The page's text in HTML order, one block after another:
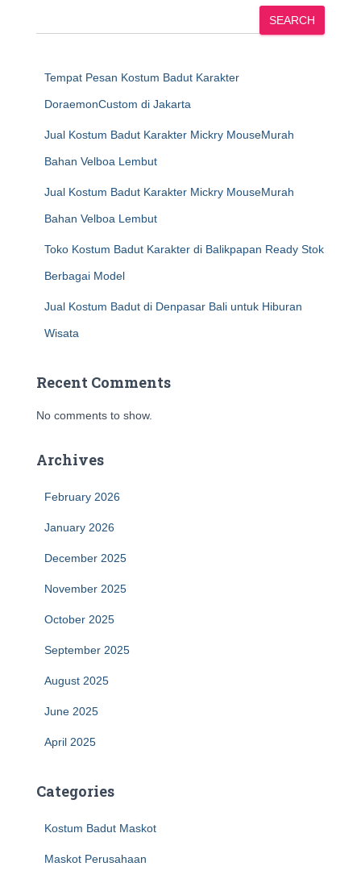
SEARCH
Tempat Pesan Kostum Badut Karakter
DoraemonCustom di Jakarta
Jual Kostum Badut Karakter Mickry MouseMurah
Bahan Velboa Lembut
Jual Kostum Badut Karakter Mickry MouseMurah
Bahan Velboa Lembut
Toko Kostum Badut Karakter di Balikpapan Ready Stok
Berbagai Model
Jual Kostum Badut di Denpasar Bali untuk Hiburan
Wisata
Recent Comments
No comments to show.
Archives
February 2026
January 2026
December 2025
November 2025
October 2025
September 2025
August 2025
June 2025
April 2025
Categories
Kostum Badut Maskot
Maskot Perusahaan